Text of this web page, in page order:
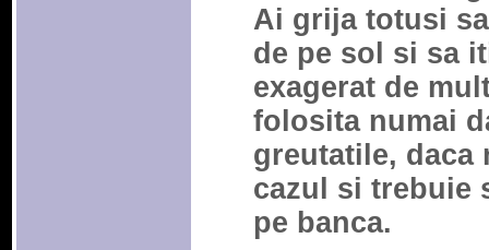
Ai grija totusi
de pe sol si sa
exagerat de
folosita numai
greutatile, daca
cazul si trebuie
pe banca.